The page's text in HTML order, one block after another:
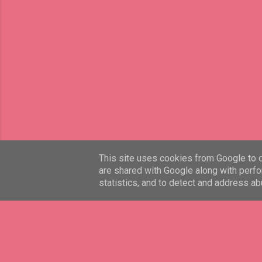
This site uses cookies from Google to
are shared with Google along with
statistics, and to detect and address